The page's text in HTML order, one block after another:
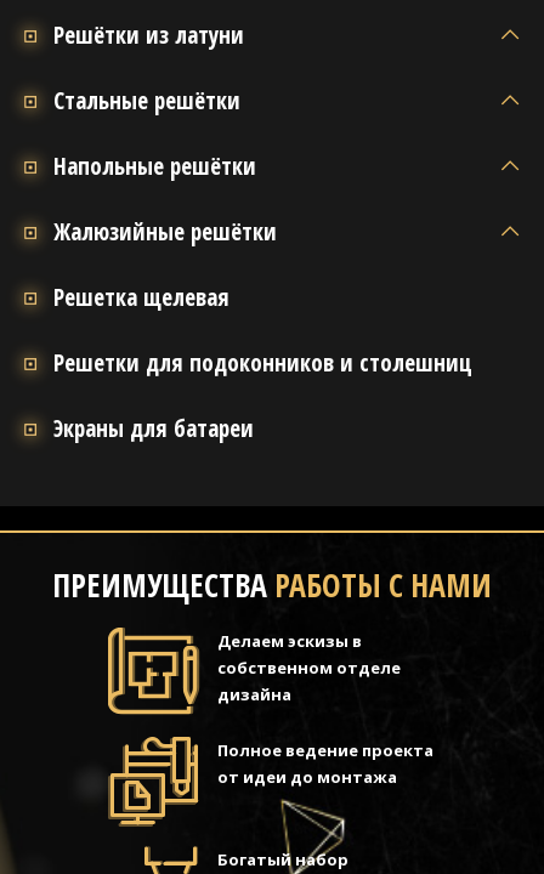
Решётки из латуни
Стальные решётки
Напольные решётки
Жалюзийные решётки
Решетка щелевая
Решетки для подоконников и столешниц
Экраны для батареи
ПРЕИМУЩЕСТВА РАБОТЫ С НАМИ
Делаем эскизы в
собственном отделе
дизайна
Полное ведение проекта
от идеи до монтажа
Богатый набор